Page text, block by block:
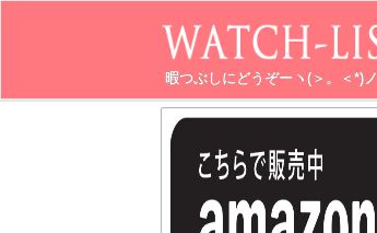
暇つぶしにどうぞーヽ(＞。＜*)ノ